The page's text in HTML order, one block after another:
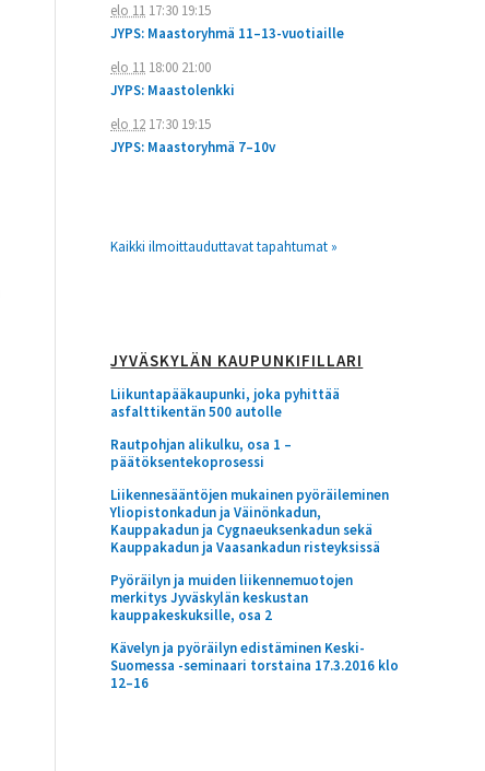
elo 11 17:30 19:15
JYPS: Maastoryhmä 11–13-vuotiaille
elo 11 18:00 21:00
JYPS: Maastolenkki
elo 12 17:30 19:15
JYPS: Maastoryhmä 7–10v
Kaikki ilmoittauduttavat tapahtumat »
JYVÄSKYLÄN KAUPUNKIFILLARI
Liikuntapääkaupunki, joka pyhittää
asfalttikentän 500 autolle
Rautpohjan alikulku, osa 1 –
päätöksentekoprosessi
Liikennesääntöjen mukainen pyöräileminen
Yliopistonkadun ja Väinönkadun,
Kauppakadun ja Cygnaeuksenkadun sekä
Kauppakadun ja Vaasankadun risteyksissä
Pyöräilyn ja muiden liikennemuotojen
merkitys Jyväskylän keskustan
kauppakeskuksille, osa 2
Kävelyn ja pyöräilyn edistäminen Keski-
Suomessa -seminaari torstaina 17.3.2016 klo
12–16